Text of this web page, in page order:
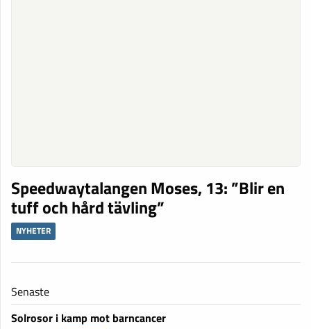
Speedwaytalangen Moses, 13: ”Blir en
tuff och hård tävling”
NYHETER
Senaste
Solrosor i kamp mot barncancer